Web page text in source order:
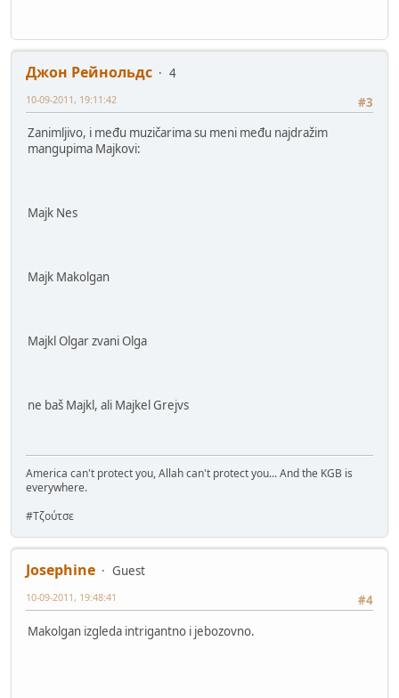
Джон Рейнольдс
4
#3
10-09-2011, 19:11:42
Zanimljivo, i među muzičarima su meni među najdražim
mangupima Majkovi:
Majk Nes
Majk Makolgan
Majkl Olgar zvani Olga
ne baš Majkl, ali Majkel Grejvs
America can't protect you, Allah can't protect you... And the KGB is
everywhere.
#Τζούτσε
Josephine
Guest
#4
10-09-2011, 19:48:41
Makolgan izgleda intrigantno i jebozovno.